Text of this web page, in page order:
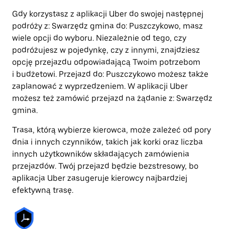
Gdy korzystasz z aplikacji Uber do swojej następnej
podróży z: Swarzędz gmina do: Puszczykowo, masz
wiele opcji do wyboru. Niezależnie od tego, czy
podróżujesz w pojedynkę, czy z innymi, znajdziesz
opcję przejazdu odpowiadającą Twoim potrzebom
i budżetowi. Przejazd do: Puszczykowo możesz także
zaplanować z wyprzedzeniem. W aplikacji Uber
możesz też zamówić przejazd na żądanie z: Swarzędz
gmina.
Trasa, którą wybierze kierowca, może zależeć od pory
dnia i innych czynników, takich jak korki oraz liczba
innych użytkowników składających zamówienia
przejazdów. Twój przejazd będzie bezstresowy, bo
aplikacja Uber zasugeruje kierowcy najbardziej
efektywną trasę.